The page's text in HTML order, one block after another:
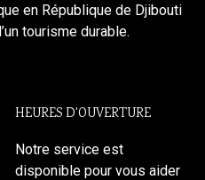
en République de Djibouti
tourisme durable.
HEURES D'OUVERTURE
Notre service est
disponible pour vous aider